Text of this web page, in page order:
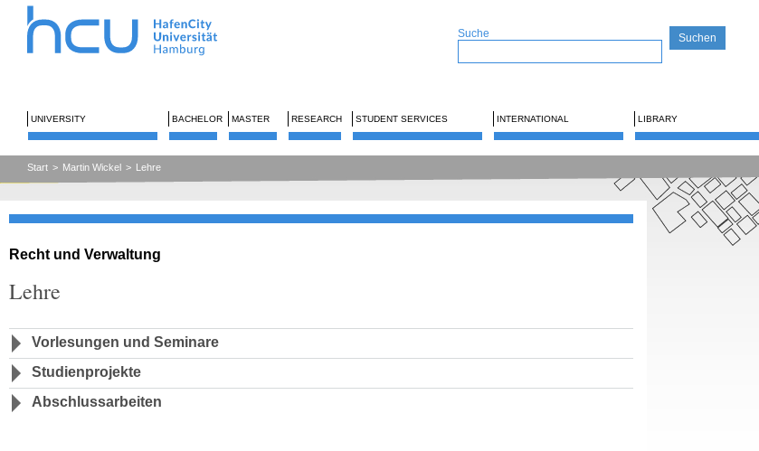
Suche
UNIVERSITY BACHELOR MASTER RESEARCH STUDENT SERVICES INTERNATIONAL LIBRARY
Start > Martin Wickel > Lehre
Recht und Verwaltung
Lehre
Vorlesungen und Seminare
Studienprojekte
Abschlussarbeiten